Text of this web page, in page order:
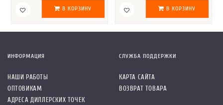
В КОРЗИНУ В КОРЗИНУ
ИНФОРМАЦИЯ
НАШИ РАБОТЫ
ОПТОВИКАМ
АДРЕСА ДИЛЛЕРСКИХ ТОЧЕК
СЛУЖБА ПОДДЕРЖКИ
КАРТА САЙТА
ВОЗВРАТ ТОВАРА